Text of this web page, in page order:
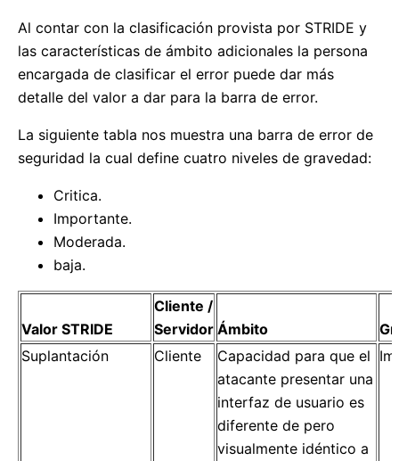
Al contar con la clasificación provista por STRIDE y
las características de ámbito adicionales la persona
encargada de clasificar el error puede dar más
detalle del valor a dar para la barra de error.
La siguiente tabla nos muestra una barra de error de
seguridad la cual define cuatro niveles de gravedad:
Critica.
Importante.
Moderada.
baja.
Valor STRIDE
Cliente /
Servidor Ámbito
Suplantación
Cliente
Capacidad para que el
atacante presentar una
interfaz de usuario es
diferente de pero
visualmente idéntico a